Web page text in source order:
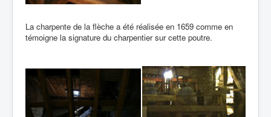
La charpente de la flèche a été réalisée en 1659 comme en
témoigne la signature du charpentier sur cette poutre.